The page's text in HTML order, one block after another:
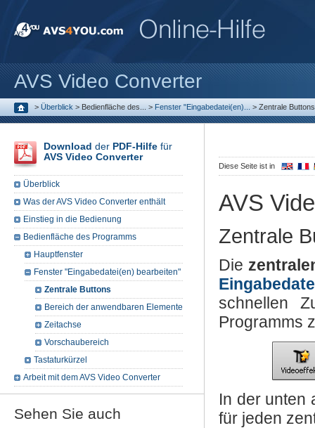
AVS Video Converter
> Überblick > Bedienfläche des... > Fenster "Eingabedatei(en)... > Zentrale Buttons
Diese Seite ist in
AVS
Zentrale
Die
schnellen
Programms
In der unten
für jeden
Download der PDF-Hilfe für
AVS Video Converter
Überblick
Was der AVS Video Converter enthält
Einstieg in die Bedienung
Bedienfläche des Programms
Hauptfenster
Fenster "Eingabedatei(en) bearbeiten"
Zentrale Buttons
Bereich der anwendbaren Elemente
Zeitachse
Vorschaubereich
Tastaturkürzel
Arbeit mit dem AVS Video Converter
Sehen Sie auch